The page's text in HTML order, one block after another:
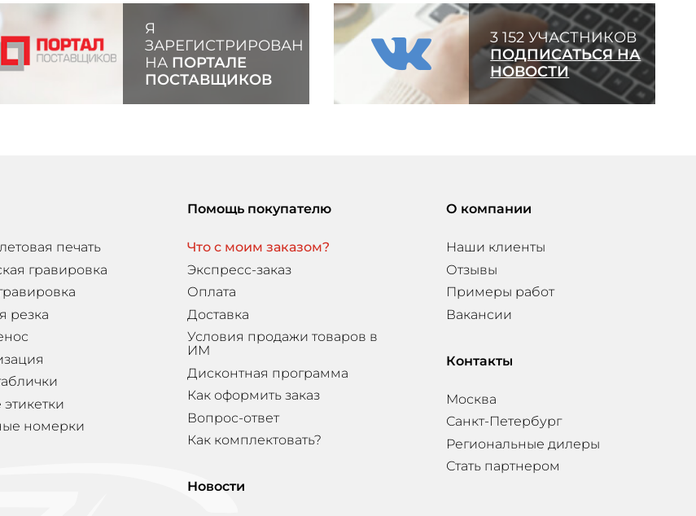
Я
ЗАРЕГИСТРИРОВАН
НА ПОРТАЛЕ
ПОСТАВЩИКОВ
3 152 УЧАСТНИКОВ
ПОДПИСАТЬСЯ НА
НОВОСТИ
печать
гравировка
резка
номерки
Помощь покупателю
Что с моим заказом?
Экспресс-заказ
Оплата
Доставка
Условия продажи товаров в
ИМ
Дисконтная программа
Как оформить заказ
Вопрос-ответ
Как комплектовать?
Новости
О компании
Наши клиенты
Отзывы
Примеры работ
Вакансии
Контакты
Москва
Санкт-Петербург
Региональные дилеры
Стать партнером